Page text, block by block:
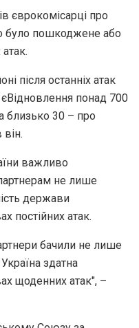
єврокомісарці про
було пошкоджене або
після останніх атак
понад 700
близько 30 – про
важливо
не лише
держави
постійних атак.
бачили не лише
здатна
щоденних атак", –